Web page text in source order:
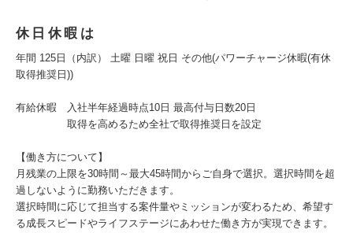
休日休暇は
年間 125日（内訳） 土曜 日曜 祝日 その他(パワーチャージ休暇(有休
取得推奨日))
有給休暇 入社半年経過時点10日 最高付与日数20日
取得を高めるため全社で取得推奨日を設定
【働き方について】
月残業の上限を30時間～最大45時間からご自身で選択。選択時間を超
過しないように勤務いただきます。
選択時間に応じて担当する案件量やミッションが変わるため、希望す
る成長スピードやライフステージにあわせた働き方が実現できます。